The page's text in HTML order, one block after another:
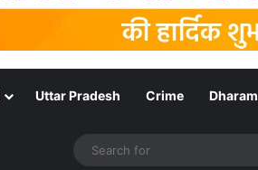
Uttar Pradesh Crime Dharam